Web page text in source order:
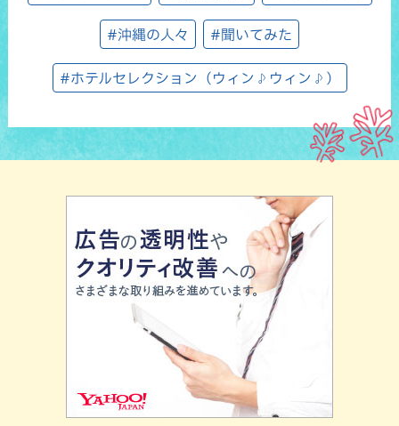
#沖縄の人々 #聞いてみた
#ホテルセレクション（ウィン♪ウィン♪）